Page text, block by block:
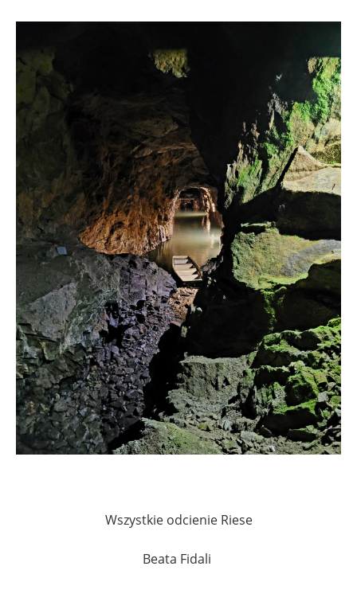
Wszystkie odcienie Riese
Beata Fidali